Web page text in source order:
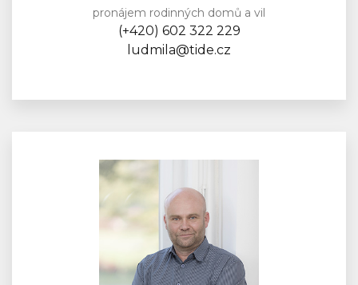
pronájem rodinných domů a vil
(+420) 602 322 229
ludmila@tide.cz